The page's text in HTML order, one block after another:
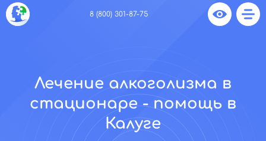
8 (800) 301-87-75
Лечение алкоголизма в
стационаре - помощь в
Калуге